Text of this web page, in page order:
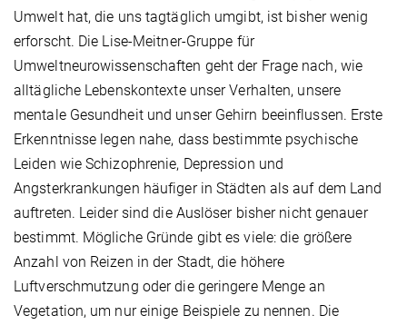
Umwelt hat, die uns tagtäglich umgibt, ist bisher wenig
erforscht. Die Lise-Meitner-Gruppe für
Umweltneurowissenschaften geht der Frage nach, wie
alltägliche Lebenskontexte unser Verhalten, unsere
mentale Gesundheit und unser Gehirn beeinflussen. Erste
Erkenntnisse legen nahe, dass bestimmte psychische
Leiden wie Schizophrenie, Depression und
Angsterkrankungen häufiger in Städten als auf dem Land
auftreten. Leider sind die Auslöser bisher nicht genauer
bestimmt. Mögliche Gründe gibt es viele: die größere
Anzahl von Reizen in der Stadt, die höhere
Luftverschmutzung oder die geringere Menge an
Vegetation, um nur einige Beispiele zu nennen. Die